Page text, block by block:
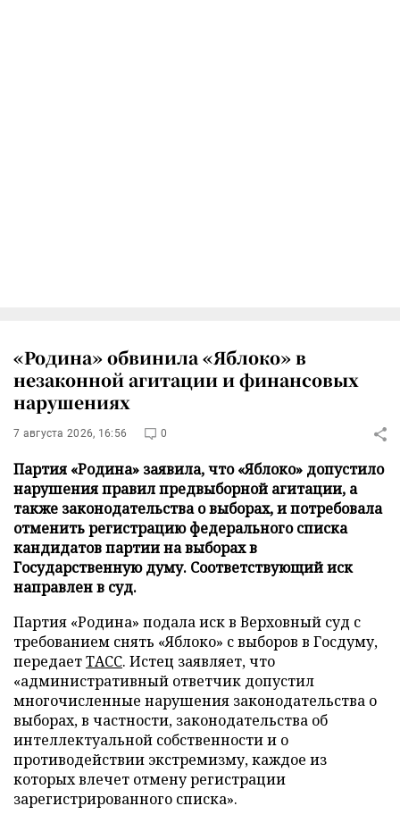
«Родина» обвинила «Яблоко» в
незаконной агитации и финансовых
нарушениях
7 августа 2026, 16:56 0
Партия «Родина» заявила, что «Яблоко» допустило
нарушения правил предвыборной агитации, а
также законодательства о выборах, и потребовала
отменить регистрацию федерального списка
кандидатов партии на выборах в
Государственную думу. Соответствующий иск
направлен в суд.
Партия «Родина» подала иск в Верховный суд с
требованием снять «Яблоко» с выборов в Госдуму,
передаетТАСС. Истец заявляет, что
«административный ответчик допустил
многочисленные нарушения законодательства о
выборах, в частности, законодательства об
интеллектуальной собственности и о
противодействии экстремизму, каждое из
которых влечет отмену регистрации
зарегистрированного списка».